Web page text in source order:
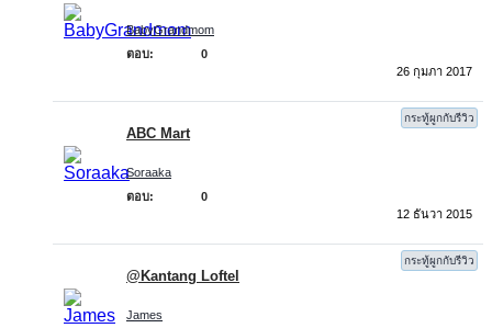
BabyGrandmom
ตอบ:
0
26 กุมภา 2017
กระทู้ผูกกับรีวิว
ABC Mart
Soraaka
ตอบ:
0
12 ธันวา 2015
กระทู้ผูกกับรีวิว
@Kantang Loftel
James